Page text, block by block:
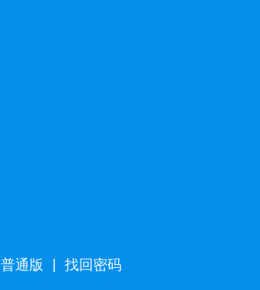
普通版 找回密码